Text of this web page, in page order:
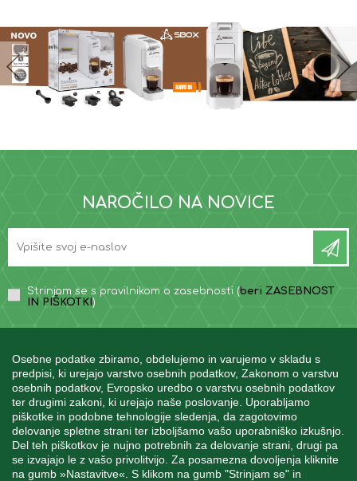
Osebne podatke zbiramo, obdelujemo in varujemo v skladu s
predpisi, ki urejajo varstvo osebnih podatkov, Zakonom o varstvu
osebnih podatkov, Evropsko uredbo o varstvu osebnih podatkov
ter drugimi zakoni, ki urejajo naše poslovanje. Uporabljamo
piškotke in podobne tehnologije sledenja, da zagotovimo
delovanje spletne strani ter izboljšamo vašo uporabniško izkušnjo.
Del teh piškotkov je nujno potrebnih za delovanje strani, drugi pa
se izvajajo le z vašo privolitvijo. Za posamezna dovoljenja kliknite
na gumb »Nastavitve«. S klikom na gumb "Strinjam se" in
NAROČILO NA NOVICE
Strinjam se s pravilnikom o zasebnosti (beri ZASEBNOST
IN PIŠKOTKI )
INFORMACIJE
MOJ RAČUN